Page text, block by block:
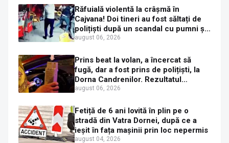
Răfuială violentă la crâșmă în
Cajvana! Doi tineri au fost săltați de
polițiști după un scandal cu pumni și
mașini distruse
august 06, 2026
Prins beat la volan, a încercat să
fugă, dar a fost prins de polițiști, la
Dorna Candrenilor. Rezultatul
etilotestului: 1,59 mg/l alcool pur în
august 06, 2026
Fetiță de 6 ani lovită în plin pe o
stradă din Vatra Dornei, după ce a
ieșit în fața mașinii prin loc nepermis
august 04, 2026